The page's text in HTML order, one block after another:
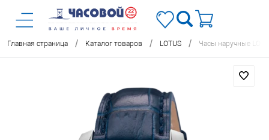
Главная страница / Каталог товаров / LOTUS / Часы наручные